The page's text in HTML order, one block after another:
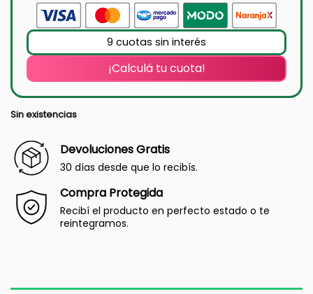
9 cuotas sin interés
¡Calculá tu cuota!
Sin existencias
Devoluciones Gratis
30 días desde que lo recibís.
Compra Protegida
Recibí el producto en perfecto estado o te
reintegramos.